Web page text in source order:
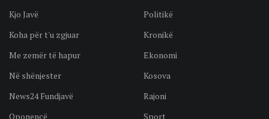
Kjo Javë
Koha për t'u zgjuar
Me zemër të hapur
Në shënjester
News24 Fundjavë
Oponencë
Politikë
Kronikë
Ekonomi
Kosova
Rajoni
Sport